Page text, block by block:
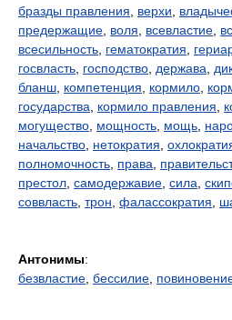
бразды правления
верхи
предержащие воля всевластие
всесильность гематократия
госвласть господство держава
бланш компетенция кормило
государства
кормило правления
могущество мощность мощь
начальство нетократия
полномочность права
престол самодержавие сила
соввласть трон фалассократия
Антонимы:
безвластие бессилие